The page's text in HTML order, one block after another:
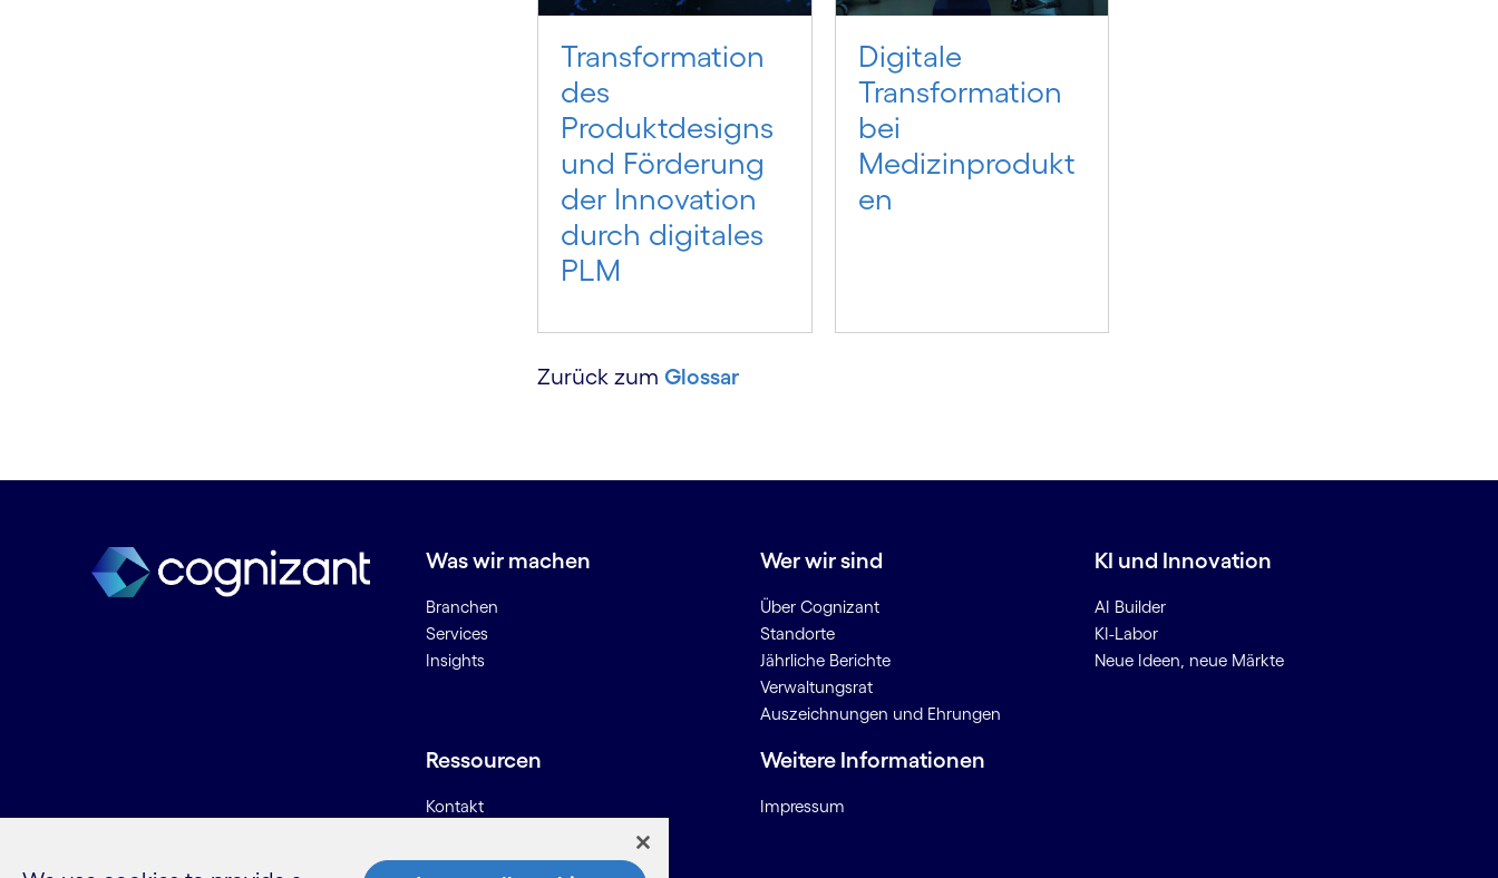
Big Data-Analytics
Business Analytics
BYOD (Bring Your Own Device)
Cloud-Arbeitsbereich
Cloud-Bereitstellung
Transformation
des
Produktdesigns
und Förderung
der Innovation
durch digitales
PLM
Digitale
Transformation
bei
Medizinprodukt
en
Zurück zum Glossar
Was wir machen
Branchen
Services
Insights
Wer wir sind
Über Cognizant
Standorte
Jährliche Berichte
Verwaltungsrat
Auszeichnungen und Ehrungen
KI und Innovation
AI Builder
KI-Labor
Neue Ideen, neue Märkte
Ressourcen
Kontakt
Informationen für Anbieter
Weitere Informationen
Impressum